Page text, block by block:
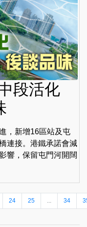
段活化
，新增16區站及屯
連接。港鐵承諾會減
響，保留屯門河開闊
24 25 34